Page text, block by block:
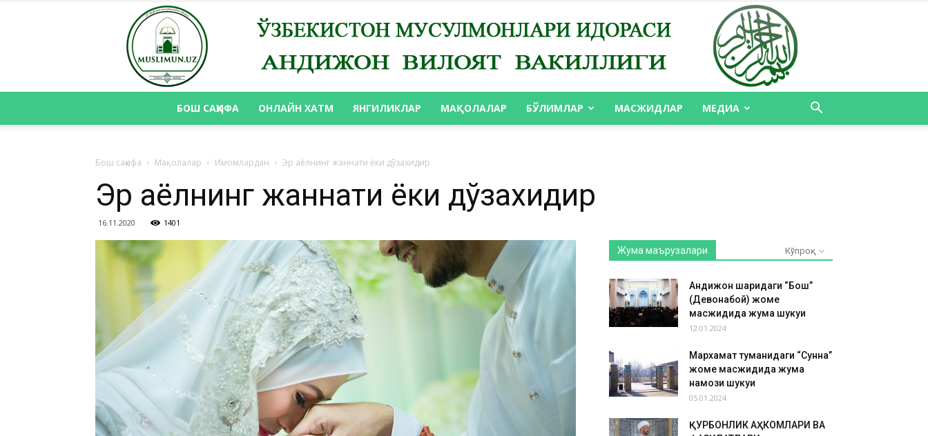
ВАКИЛЛИГИ
БОШ САҲИФА ОНЛАЙН ХАТМ ЯНГИЛИКЛАР МАҚОЛАЛАР БЎЛИМЛАР МАСЖИДЛАР МЕДИА
Бош саҳифа Мақолалар Имомлардан Эр аёлнинг жаннати ёки дўзахидир
Эр аёлнинг жаннати ёки дўзахидир
16.11.2020 1401
Жума маърузалари Кўпроқ
Андижон шаҳридаги “Бош”
(Девонабой) жоме
масжидида жума шукуҳи
12.01.2024
Мархамат туманидаги “Сунна”
жоме масжидида жума
намози шукуҳи
05.01.2024
ҚУРБОНЛИК АҲКОМЛАРИ ВА